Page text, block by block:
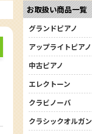
お取扱い商品一覧
グランドピアノ
アップライトピアノ
中古ピアノ
エレクトーン
クラビノーバ
クラシックオルガン